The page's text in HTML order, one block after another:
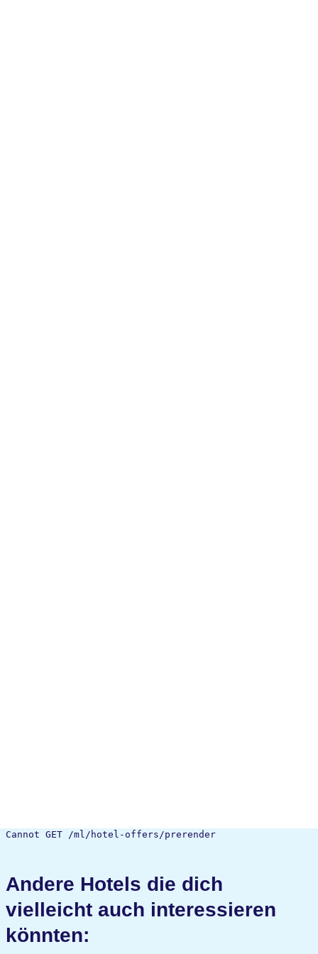
Cannot GET /ml/hotel-offers/prerender
Andere Hotels die dich
vielleicht auch interessieren
könnten: